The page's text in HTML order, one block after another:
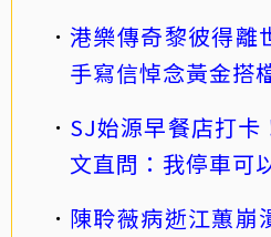
港樂傳奇黎彼得離
手寫信悼念黃金搭
SJ始源早餐店打卡
文直問：我停車可
陳聆薇病逝江蕙崩